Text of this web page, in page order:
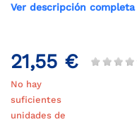
Ver descripción completa
21,55 €
No hay
suficientes
unidades de